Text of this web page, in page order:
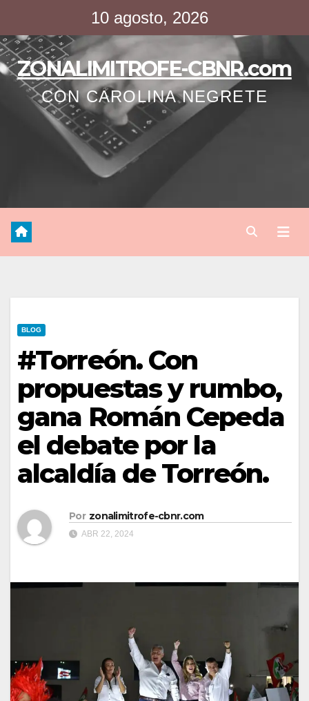
contenido
10 agosto, 2026
ZONALIMITROFE-CBNR.com
CON CAROLINA NEGRETE
BLOG
#Torreón. Con
propuestas y rumbo,
gana Román Cepeda
el debate por la
alcaldía de Torreón.
Por zonalimitrofe-cbnr.com
ABR 22, 2024